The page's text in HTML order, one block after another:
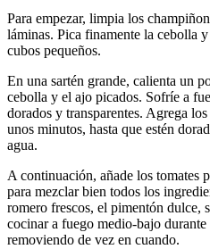
Para empezar, limpia los
láminas. Pica finamente la cebolla
cubos pequeños.
En una sartén grande, calienta un
cebolla y el ajo picados. Sofríe a
dorados y transparentes. Agrega
unos minutos, hasta que estén
agua.
A continuación, añade los tomates
para mezclar bien todos los
romero frescos, el pimentón dulce,
cocinar a fuego medio-bajo
removiendo de vez en cuando.